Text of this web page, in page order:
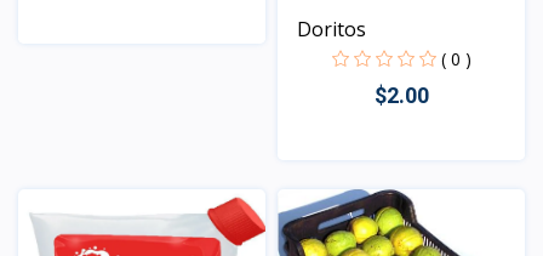
Doritos
( 0 )
$2.00
Vista